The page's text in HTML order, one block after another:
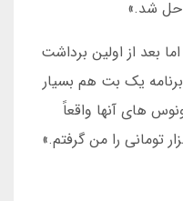
اما بعد از اولین برداشت
برنامه یک بت هم بسیار
35 ساله: «بونوس های آنها واقعاً